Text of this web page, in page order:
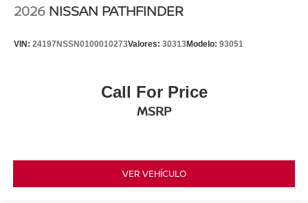
2026 NISSAN PATHFINDER
VIN: 24197NSSN0100010273Valores: 30313Modelo: 93051
Call For Price
MSRP
VER VEHÍCULO